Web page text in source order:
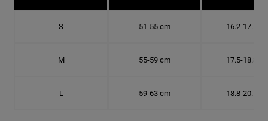
S 51-55 cm 16.2-17.5
M 55-59 cm 17.5-18.8
L 59-63 cm 18.8-20.1